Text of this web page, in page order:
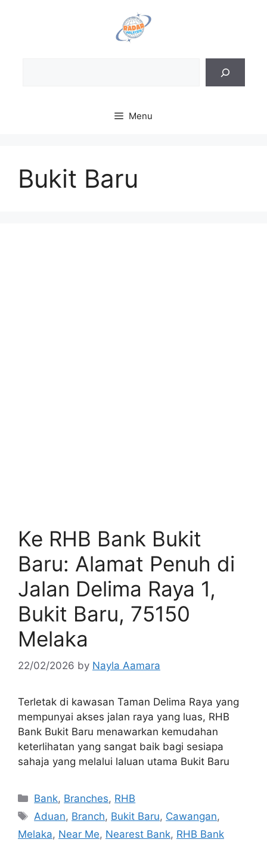
Menu
Bukit Baru
Ke RHB Bank Bukit
Baru: Alamat Penuh di
Jalan Delima Raya 1,
Bukit Baru, 75150
Melaka
22/02/2026 by Nayla Aamara
Terletak di kawasan Taman Delima Raya yang
mempunyai akses jalan raya yang luas, RHB
Bank Bukit Baru menawarkan kemudahan
keterlihatan yang sangat baik bagi sesiapa
sahaja yang melalui laluan utama Bukit Baru
Categories
Bank, Branches, RHB
Tags
Aduan, Branch, Bukit Baru, Cawangan,
Melaka, Near Me, Nearest Bank, RHB Bank